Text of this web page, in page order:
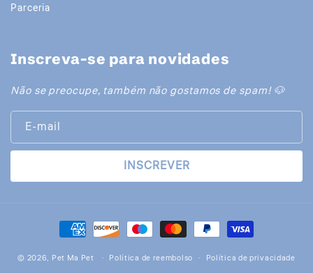
Parceria
Inscreva-se para novidades
Não se preocupe, também não gostamos de spam! 🐶
E-mail
INSCREVER
Formas
de
pagamento
© 2026, Pet Ma Pet Política de reembolso Política de privacidade